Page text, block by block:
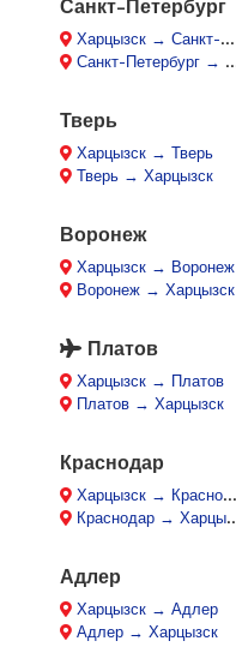
Санкт-Петербург
Харцызск → Санкт-Петербург
Санкт-Петербург → Харцызск
Тверь
Харцызск → Тверь
Тверь → Харцызск
Воронеж
Харцызск → Воронеж
Воронеж → Харцызск
Платов
Харцызск → Платов
Платов → Харцызск
Краснодар
Харцызск → Краснодар
Краснодар → Харцызск
Адлер
Харцызск → Адлер
Адлер → Харцызск